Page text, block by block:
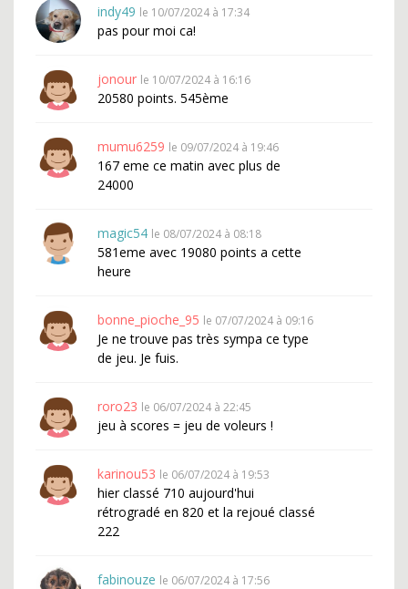
indy49 le 10/07/2024 à 17:34
pas pour moi ca!
jonour le 10/07/2024 à 16:16
20580 points. 545ème
mumu6259 le 09/07/2024 à 19:46
167 eme ce matin avec plus de
24000
magic54 le 08/07/2024 à 08:18
581eme avec 19080 points a cette
heure
bonne_pioche_95 le 07/07/2024 à 09:16
Je ne trouve pas très sympa ce type
de jeu. Je fuis.
roro23 le 06/07/2024 à 22:45
jeu à scores = jeu de voleurs !
karinou53 le 06/07/2024 à 19:53
hier classé 710 aujourd'hui
rétrogradé en 820 et la rejoué classé
222
fabinouze le 06/07/2024 à 17:56